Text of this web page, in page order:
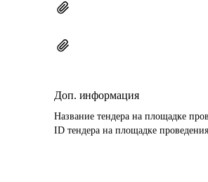
Доп. информация
Название тендера на площадке
ID тендера на площадке